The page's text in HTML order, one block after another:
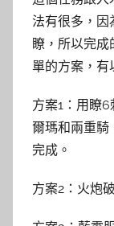
法有很多，因
瞭，所以完
單的方案，有
方案1：用瞭
爾瑪和兩重騎
完成。
方案2：火炮